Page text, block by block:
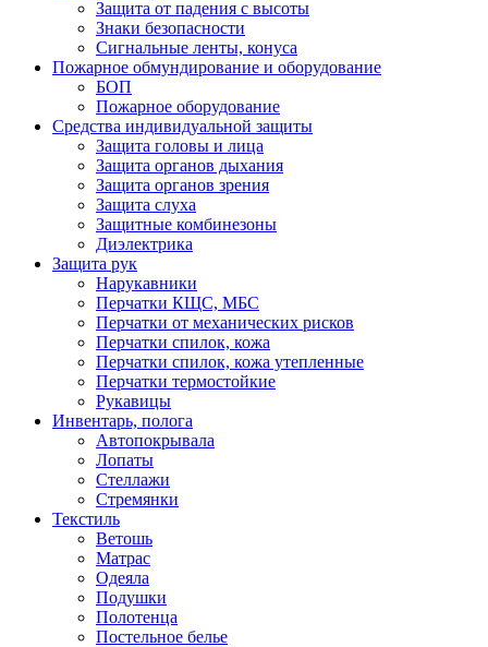
Защита от падения с высоты
Знаки безопасности
Сигнальные ленты, конуса
Пожарное обмундирование и оборудование
БОП
Пожарное оборудование
Средства индивидуальной защиты
Защита головы и лица
Защита органов дыхания
Защита органов зрения
Защита слуха
Защитные комбинезоны
Диэлектрика
Защита рук
Нарукавники
Перчатки КЩС, МБС
Перчатки от механических рисков
Перчатки спилок, кожа
Перчатки спилок, кожа утепленные
Перчатки термостойкие
Рукавицы
Инвентарь, полога
Автопокрывала
Лопаты
Стеллажи
Стремянки
Текстиль
Ветошь
Матрас
Одеяла
Подушки
Полотенца
Постельное белье